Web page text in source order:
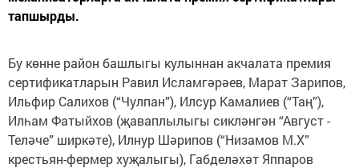
тапшырды.
Бу көнне район башлыгы кулыннан акчалата премия
сертификатларын Равил Исламгәрәев, Марат Зарипов,
Ильфир Салихов (“Чулпан”), Илсур Камалиев (“Таң”),
Илһам Фатыйхов (җаваплылыгы сикләнгән “Август -
Теләче” ширкәте), Илнур Шәрипов (“Низамов М.Х”
крестьян-фермер хуҗалыгы), Габделәхәт Яппаров